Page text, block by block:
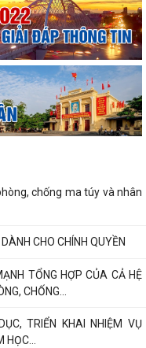
chống ma túy và nhân
CHO CHÍNH QUYỀN
TỔNG HỢP CỦA CẢ HỆ
CHỐNG...
TRIỂN KHAI NHIỆM VỤ